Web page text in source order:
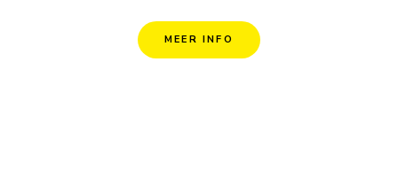
MEER INFO